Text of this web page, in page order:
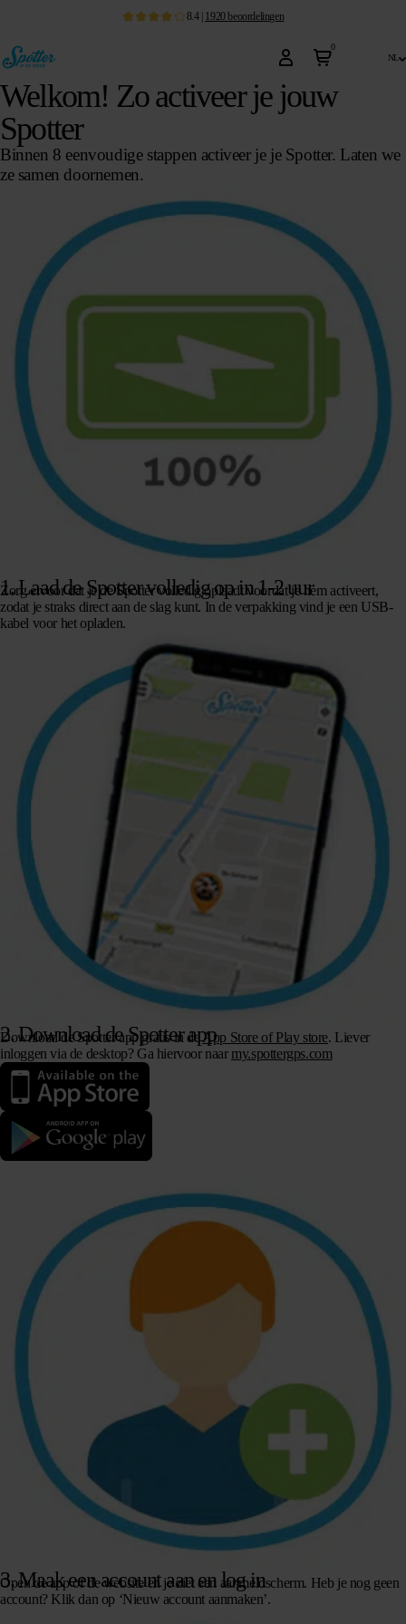
8.4| 1920beoordelingen
0
nl
Welkom! Zo activeer je jouw
Spotter
Binnen 8 eenvoudige stappen activeer je je Spotter. Laten we
ze samen doornemen.
1. Laad de Spotter volledig op in 1-2 uur
Zorg ervoor dat je de Spotter volledig oplaadt voordat je hem activeert,
zodat je straks direct aan de slag kunt. In de verpakking vind je een USB-
kabel voor het opladen.
2. Download de Spotter app
Download de Spotter app gratis in deApp Store of Play store. Liever
inloggen via de desktop? Ga hiervoor naar my.spottergps.com
3. Maak een account aan en log in
Open de app of de website en je ziet een aanmeldscherm. Heb je nog geen
account? Klik dan op ‘Nieuw account aanmaken’.